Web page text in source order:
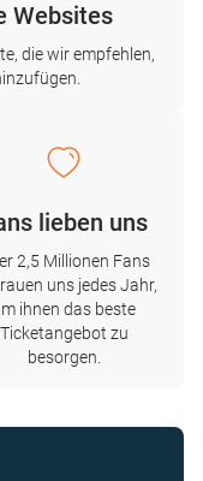
Websites
die wir empfehlen,
lieben uns
2,5 Millionen Fans
uns jedes Jahr,
ihnen das beste
Ticketangebot zu
besorgen.